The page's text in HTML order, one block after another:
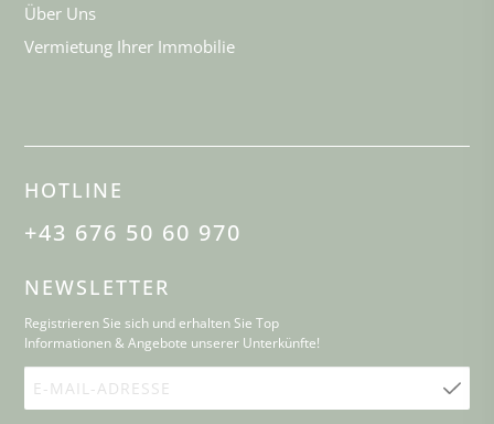
Über Uns
Vermietung Ihrer Immobilie
HOTLINE
+43 676 50 60 970
NEWSLETTER
Registrieren Sie sich und erhalten Sie Top
Informationen & Angebote unserer Unterkünfte!
E-
Mail-